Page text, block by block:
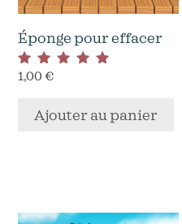
Éponge pour effacer
Note
1,00€
Ajouter au panier